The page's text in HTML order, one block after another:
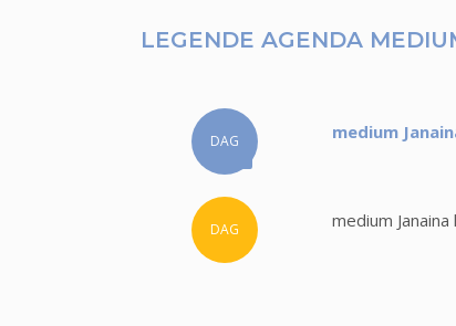
LEGENDE AGENDA
DAG medium
DAG medium